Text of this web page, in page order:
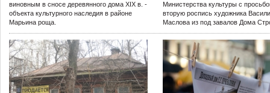
виновным в сносе деревянного дома XIX в. -
объекта культурного наследия в районе
Марьина роща.
Министерства культуры с
вторую роспись художника
Маслова из под завалов Дома